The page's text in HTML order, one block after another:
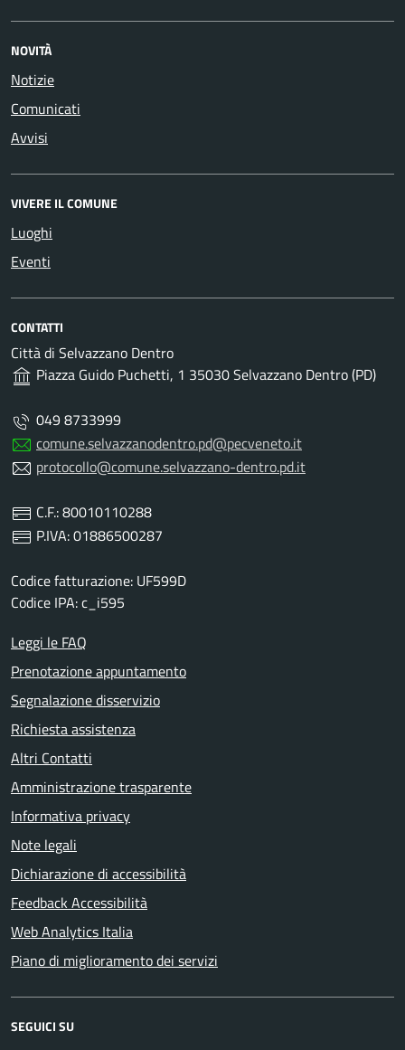
NOVITÀ
Notizie
Comunicati
Avvisi
VIVERE IL COMUNE
Luoghi
Eventi
CONTATTI
Città di Selvazzano Dentro
Piazza Guido Puchetti, 1 35030 Selvazzano Dentro (PD)
049 8733999
comune.selvazzanodentro.pd@pecveneto.it
protocollo@comune.selvazzano-dentro.pd.it
C.F.: 80010110288
P.IVA: 01886500287
Codice fatturazione: UF599D
Codice IPA: c_i595
Leggi le FAQ
Prenotazione appuntamento
Segnalazione disservizio
Richiesta assistenza
Altri Contatti
Amministrazione trasparente
Informativa privacy
Note legali
Dichiarazione di accessibilità
Feedback Accessibilità
Web Analytics Italia
Piano di miglioramento dei servizi
SEGUICI SU